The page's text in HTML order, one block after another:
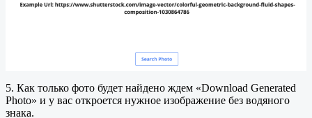
5. Как только фото будет найдено ждем «Download Generated
Photo» и у вас откроется нужное изображение без водяного
знака.